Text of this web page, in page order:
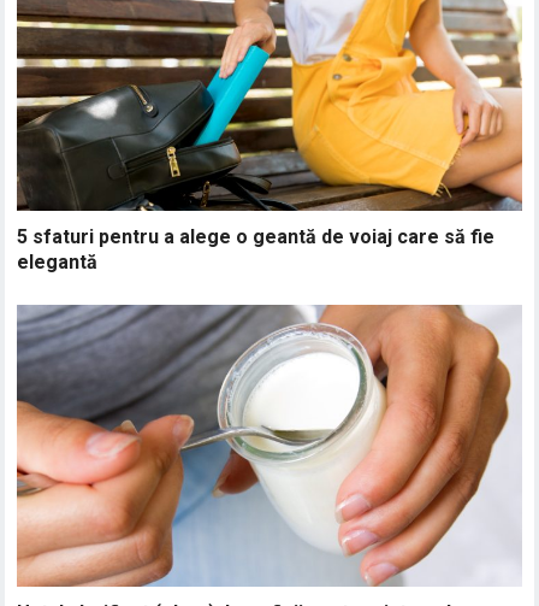
5 sfaturi pentru a alege o geantă de voiaj care să fie
elegantă